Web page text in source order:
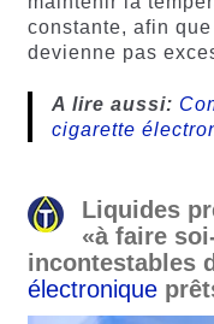
constante, afin
devienne pas
A lire aussi:
cigarette
Liquides
«à faire
incontestables
électronique